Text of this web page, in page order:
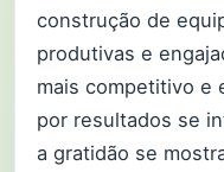
construção de
produtivas e
mais competitivo e
por resultados se
a gratidão se